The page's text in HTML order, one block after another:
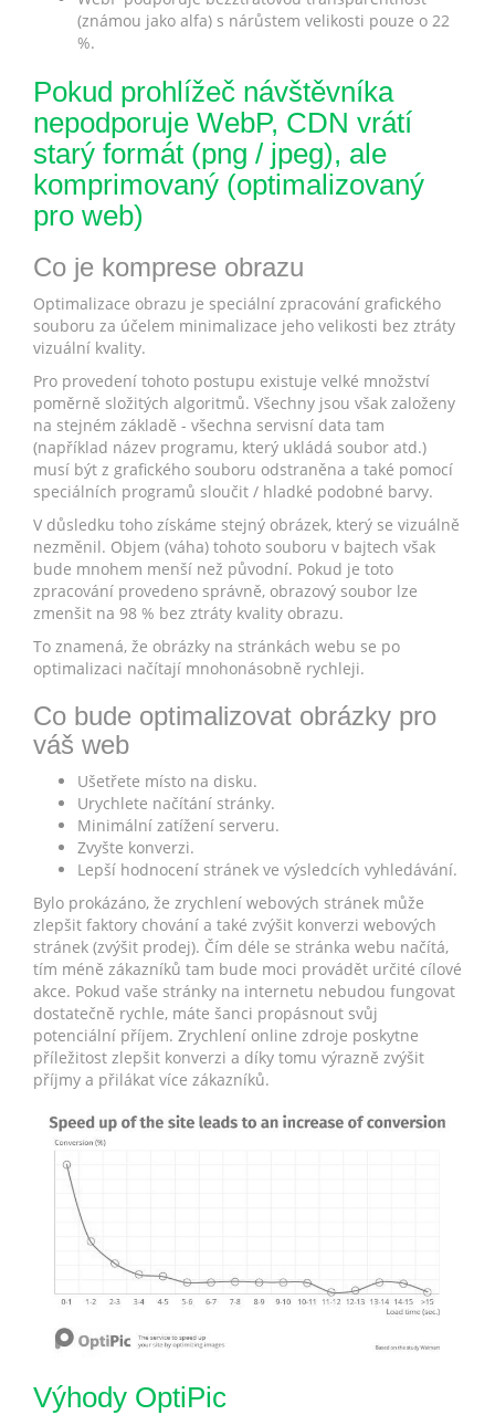
(známou jako alfa) s nárůstem velikosti pouze o 22
%.
Pokud prohlížeč návštěvníka
nepodporuje WebP, CDN vrátí
starý formát (png / jpeg), ale
komprimovaný (optimalizovaný
pro web)
Co je komprese obrazu
Optimalizace obrazu je speciální zpracování grafického
souboru za účelem minimalizace jeho velikosti bez ztráty
vizuální kvality.
Pro provedení tohoto postupu existuje velké množství
poměrně složitých algoritmů. Všechny jsou však založeny
na stejném základě - všechna servisní data tam
(například název programu, který ukládá soubor atd.)
musí být z grafického souboru odstraněna a také pomocí
speciálních programů sloučit / hladké podobné barvy.
V důsledku toho získáme stejný obrázek, který se vizuálně
nezměnil. Objem (váha) tohoto souboru v bajtech však
bude mnohem menší než původní. Pokud je toto
zpracování provedeno správně, obrazový soubor lze
zmenšit na 98 % bez ztráty kvality obrazu.
To znamená, že obrázky na stránkách webu se po
optimalizaci načítají mnohonásobně rychleji.
Co bude optimalizovat obrázky pro
váš web
Ušetřete místo na disku.
Urychlete načítání stránky.
Minimální zatížení serveru.
Zvyšte konverzi.
Lepší hodnocení stránek ve výsledcích vyhledávání.
Bylo prokázáno, že zrychlení webových stránek může
zlepšit faktory chování a také zvýšit konverzi webových
stránek (zvýšit prodej). Čím déle se stránka webu načítá,
tím méně zákazníků tam bude moci provádět určité cílové
akce. Pokud vaše stránky na internetu nebudou fungovat
dostatečně rychle, máte šanci propásnout svůj
potenciální příjem. Zrychlení online zdroje poskytne
příležitost zlepšit konverzi a díky tomu výrazně zvýšit
příjmy a přilákat více zákazníků.
Výhody OptiPic